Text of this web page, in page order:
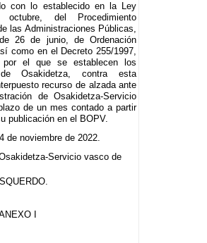
con lo establecido en la Ley
del Procedimiento
las Administraciones Públicas,
26 de junio, de Ordenación
como en el Decreto 255/1997,
el que se establecen los
Osakidetza, contra esta
recurso de alzada ante
de Osakidetza-Servicio
de un mes contado a partir
publicación en el BOPV.
de noviembre de 2022.
Servicio vasco de
I